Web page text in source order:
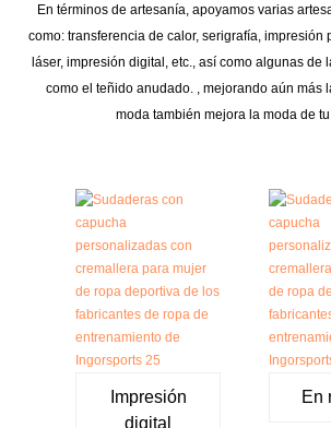
En términos de artesanía, apoyamos varias
como: transferencia de calor, serigrafía, impresión
láser, impresión digital, etc., así como algunas de
como el teñido anudado. , mejorando aún más
moda también mejora la moda de tu
Impresión
digital
En